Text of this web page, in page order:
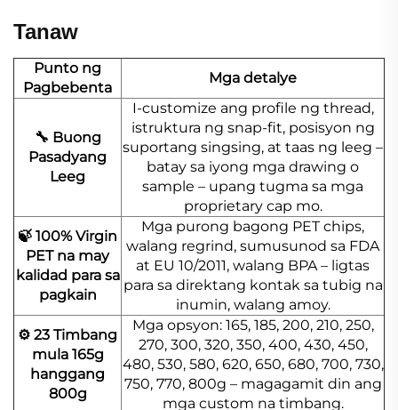
Tanaw
Punto ng
Pagbebenta
Mga detalye
🔧 Buong
Pasadyang
Leeg
I-customize ang profile ng thread,
istruktura ng snap-fit, posisyon ng
suportang singsing, at taas ng leeg –
batay sa iyong mga drawing o
sample – upang tugma sa mga
proprietary cap mo.
🍃 100% Virgin
PET na may
kalidad para sa
pagkain
Mga purong bagong PET chips,
walang regrind, sumusunod sa FDA
at EU 10/2011, walang BPA – ligtas
para sa direktang kontak sa tubig na
inumin, walang amoy.
⚙️ 23 Timbang
mula 165g
hanggang
800g
Mga opsyon: 165, 185, 200, 210, 250,
270, 300, 320, 350, 400, 430, 450,
480, 530, 580, 620, 650, 680, 700, 730,
750, 770, 800g – magagamit din ang
mga custom na timbang.